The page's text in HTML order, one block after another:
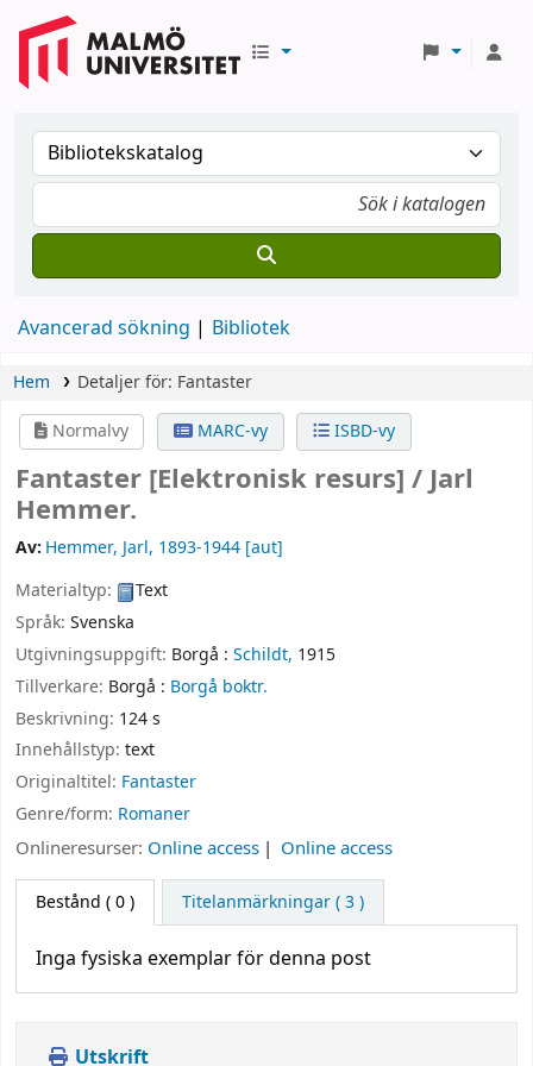
Avancerad sökning Bibliotek
Hem Detaljer för: Fantaster
Normalvy
MARC-vy ISBD-vy
Fantaster [Elektronisk resurs] / Jarl
Hemmer.
Av: Hemmer, Jarl, 1893-1944 [aut]
Materialtyp:
Text
Språk: Svenska
Utgivningsuppgift: Borgå : Schildt, 1915
Tillverkare: Borgå : Borgå boktr.
Beskrivning: 124 s
Innehållstyp: text
Originaltitel: Fantaster
Genre/form: Romaner
Onlineresurser: Online access Online access
Bestånd ( 0 ) Titelanmärkningar ( 3 )
Inga fysiska exemplar för denna post
Utskrift